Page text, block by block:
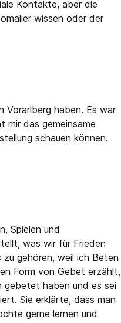
Kontakte, aber die
wissen oder der
Vorarlberg haben. Es war
mir das gemeinsame
schauen können.
Spielen und
was wir für Frieden
gehören, weil ich Beten
Form von Gebet erzählt,
gebetet haben und es sei
Sie erklärte, dass man
gerne lernen und